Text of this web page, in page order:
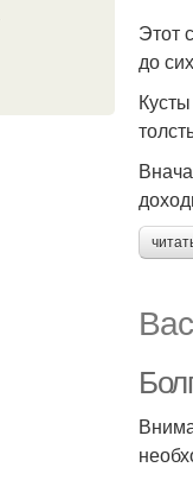
Этот
до